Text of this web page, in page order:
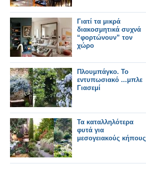
Γιατί τα μικρά
διακοσμητικά συχνά
“φορτώνουν” τον
χώρο
Πλουμπάγκο. Το
εντυπωσιακό ...μπλε
Γιασεμί
Τα καταλληλότερα
φυτά για
μεσογειακούς κήπους